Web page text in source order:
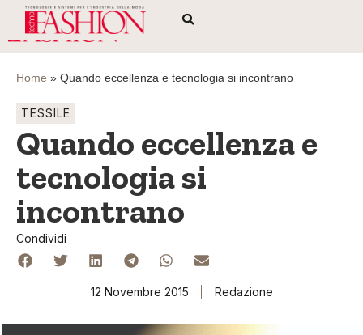
Home » Quando eccellenza e tecnologia si incontrano
TESSILE
Quando eccellenza e
tecnologia si
incontrano
Condividi
12 Novembre 2015 Redazione